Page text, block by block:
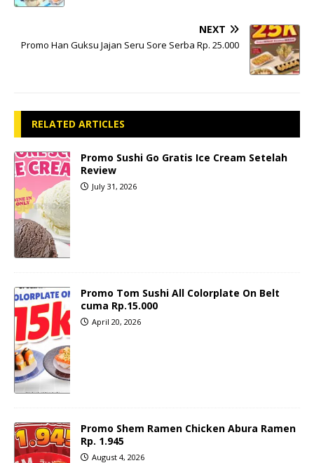
NEXT
Promo Han Guksu Jajan Seru Sore Serba Rp. 25.000
RELATED ARTICLES
Promo Sushi Go Gratis Ice Cream Setelah
Review
July 31, 2026
Promo Tom Sushi All Colorplate On Belt
cuma Rp.15.000
April 20, 2026
Promo Shem Ramen Chicken Abura Ramen
Rp. 1.945
August 4, 2026